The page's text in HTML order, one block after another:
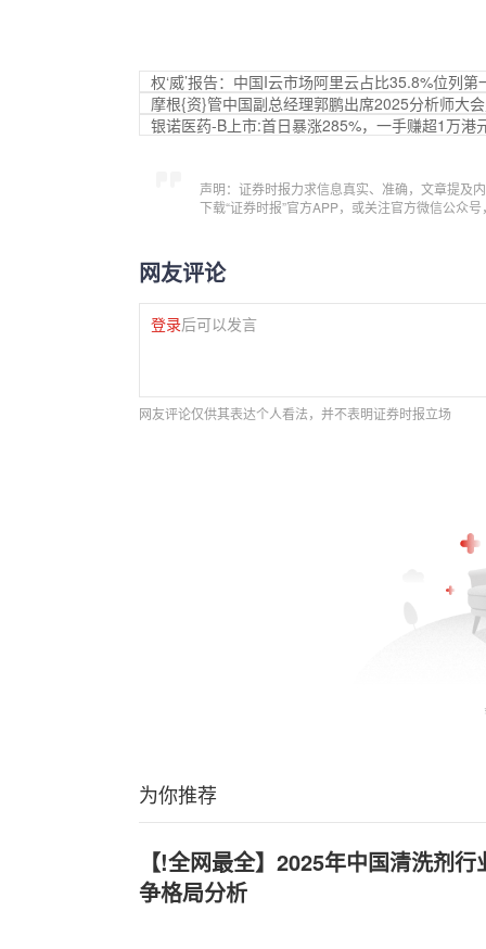
权‘威’报告：中国I云市场阿里云占比35.8%位列第
摩根{资}管中国副总经理郭鹏出席2025分析师大
银诺医药-B上市:首日暴涨285%，一手赚超1万港
声明：证券时报力求信息真实、准确，文章提及
下载“证券时报”官方APP，或关注官方微信公众
网友评论
登录后可以发言
网友评论仅供其表达个人看法，并不表明证券时报立场
为你推荐
【!全网最全】2025年中国清洗剂
争格局分析